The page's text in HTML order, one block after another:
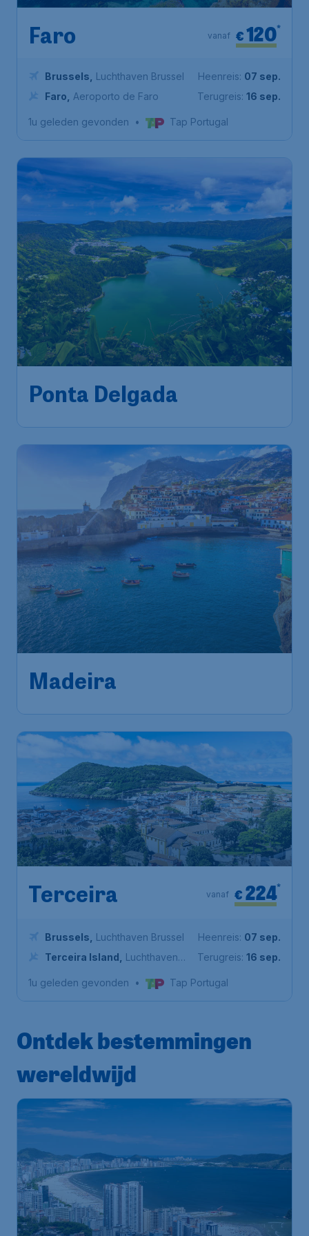
Faro €120*
vanaf
Brussels
Luchthaven Brussel
Faro
Aeroporto de Faro
Heenreis: 07 sep.
Terugreis: 16 sep.
1u geleden gevonden • Tap Portugal
Ponta Delgada €213*
vanaf
Brussels,
Luchthaven Brussel
Ponta Delgada
Aeroporto
João Paulo II
Heenreis: 24 sep.
1u geleden gevonden •
Madeira 163*
Brussels
Funchal
Luchthaven van
Madeira
31 aug.
Terceira €224*
vanaf
Brussels
Luchthaven Brussel
Terceira Island
Luchthaven
Heenreis: 07 sep.
Terugreis: 16 sep.
1u geleden gevonden • Tap Portugal
Ontdek bestemmingen
wereldwijd